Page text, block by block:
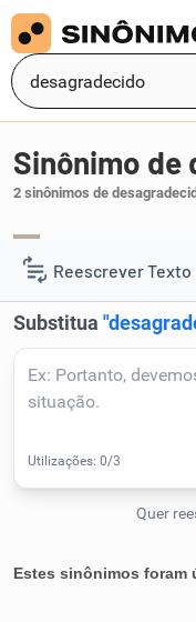
Reescrever Texto
Resumir Texto
Corrigir Texto
Detector de IA
Humanizador de IA
Sinônimo de
2 sinônimos de
Estes sinônimos foram